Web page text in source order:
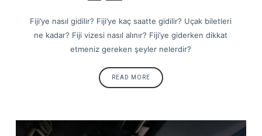
Fiji’ye nasıl gidilir? Fiji’ye kaç saatte gidilir? Uçak biletleri
ne kadar? Fiji vizesi nasıl alınır? Fiji’ye giderken dikkat
etmeniz gereken şeyler nelerdir?
READ MORE